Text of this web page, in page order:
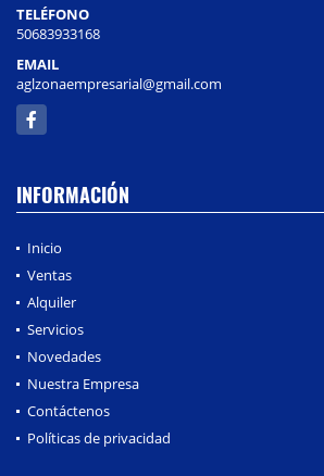
TELÉFONO
50683933168
EMAIL
aglzonaempresarial@gmail.com
Facebook
INFORMACIÓN
Inicio
Ventas
Alquiler
Servicios
Novedades
Nuestra Empresa
Contáctenos
Políticas de privacidad